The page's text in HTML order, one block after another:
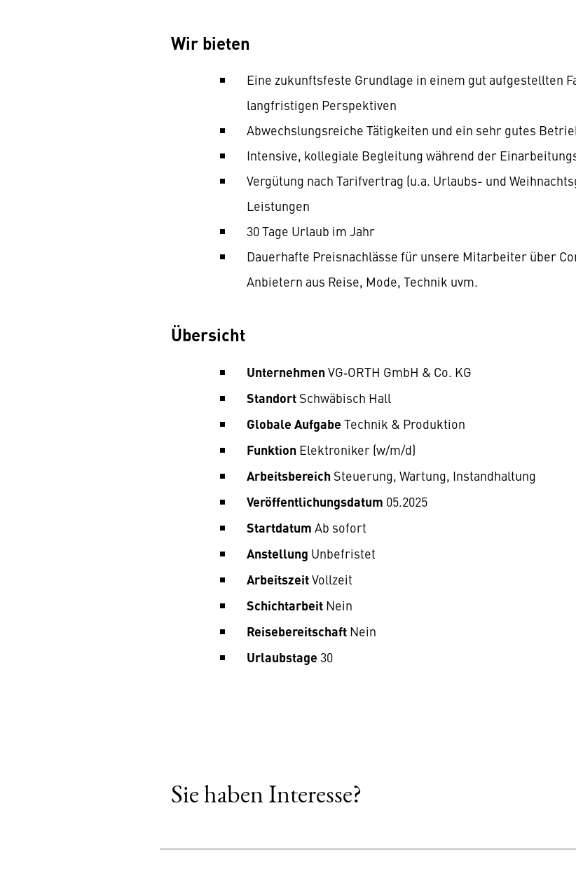
Wir bieten
Eine zukunftsfeste Grundlage in einem gut aufgestellten
langfristigen Perspektiven
Abwechslungsreiche Tätigkeiten und ein sehr gutes
Intensive, kollegiale Begleitung während der
Vergütung nach Tarifvertrag (u.a. Urlaubs- und
Leistungen
30 Tage Urlaub im Jahr
Dauerhafte Preisnachlässe für unsere Mitarbeiter über
Anbietern aus Reise, Mode, Technik uvm.
Übersicht
UnternehmenVG‑ORTH GmbH & Co. KG
Standort Schwäbisch Hall
Globale Aufgabe Technik & Produktion
Funktion Elektroniker (w/m/d)
Arbeitsbereich Steuerung, Wartung, Instandhaltung
Veröffentlichungsdatum 05.2025
Startdatum Ab sofort
Anstellung Unbefristet
ArbeitszeitVollzeit
Schichtarbeit Nein
Reisebereitschaft Nein
Urlaubstage 30
Sie haben Interesse?